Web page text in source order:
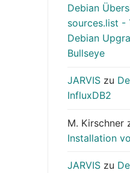
Debian
sources.list -
Debian
Bullseye
JARVIS zu
InfluxDB2
M. Kirschner
Installation
JARVIS zu